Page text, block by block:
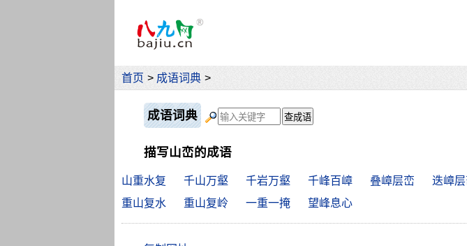
首页 > 成语词典 >
成语词典
描写山峦的成语
山重水复 千山万壑 千岩万壑 千峰百嶂 叠嶂层峦 迭嶂
重山复水
重山复岭 一重一掩 望峰息心